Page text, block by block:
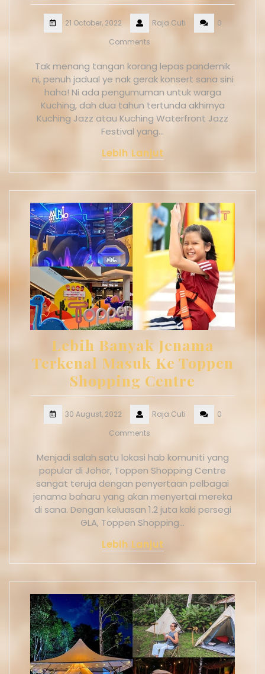
21 October, 2022 Raja.Cuti
0
Comments
Tak menang tangan korang lepas pandemik
ni, penuh jadual ye nak gerak konsert sana sini
haha! Ni ada pengumuman untuk warga
Kuching, dah dua tahun tertunda akhirnya
Kuching Jazz atau Kuching Waterfront Jazz
Festival yang…
Lebih Lanjut
Lebih Banyak Jenama
Terkenal Masuk Ke Toppen
Shopping Centre
30 August, 2022 Raja.Cuti
0
Comments
Menjadi salah satu lokasi hab komuniti yang
popular di Johor, Toppen Shopping Centre
sangat teruja dengan penyertaan pelbagai
jenama baharu yang akan menyertai mereka
di sana. Dengan keluasan 1.2 juta kaki persegi
GLA, Toppen Shopping…
Lebih Lanjut